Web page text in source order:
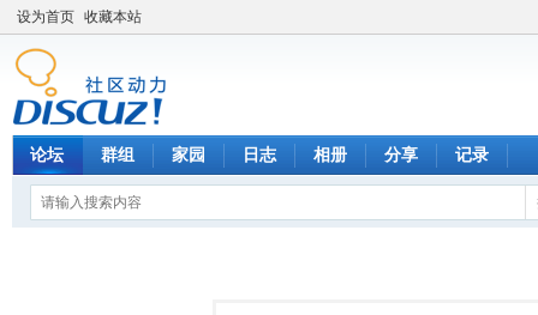
设为首页 收藏本站
论坛 群组 家园 日志 相册 分享 记录